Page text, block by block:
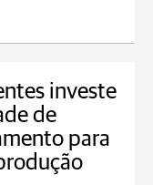
investe
de
para